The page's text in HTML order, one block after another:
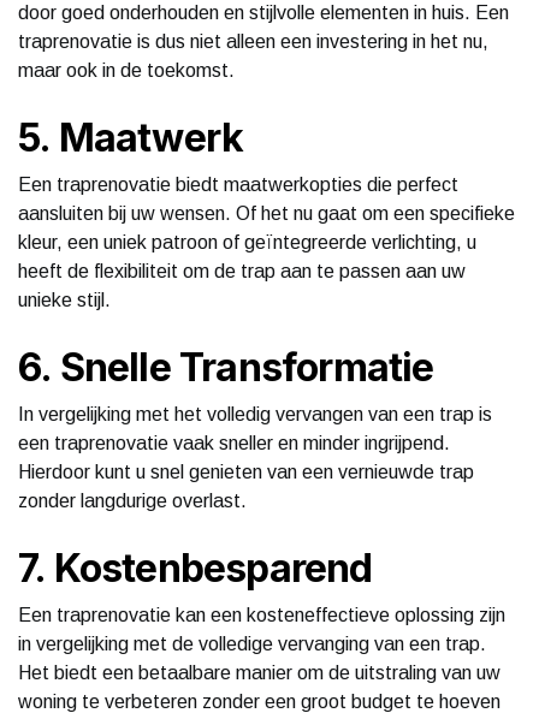
door goed onderhouden en stijlvolle elementen in huis. Een
traprenovatie is dus niet alleen een investering in het nu,
maar ook in de toekomst.
5. Maatwerk
Een traprenovatie biedt maatwerkopties die perfect
aansluiten bij uw wensen. Of het nu gaat om een specifieke
kleur, een uniek patroon of geïntegreerde verlichting, u
heeft de flexibiliteit om de trap aan te passen aan uw
unieke stijl.
6. Snelle Transformatie
In vergelijking met het volledig vervangen van een trap is
een traprenovatie vaak sneller en minder ingrijpend.
Hierdoor kunt u snel genieten van een vernieuwde trap
zonder langdurige overlast.
7. Kostenbesparend
Een traprenovatie kan een kosteneffectieve oplossing zijn
in vergelijking met de volledige vervanging van een trap.
Het biedt een betaalbare manier om de uitstraling van uw
woning te verbeteren zonder een groot budget te hoeven